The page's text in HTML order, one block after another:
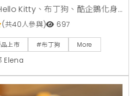
Kitty、布丁狗、酷企鵝化身
心，推出首創美食盲盒豬仔
限定港點，還有全台8間加碼打
手機支架、電繡皮革卡套等限
(共40人參與) 697
上市 #布丁狗 More
Elena